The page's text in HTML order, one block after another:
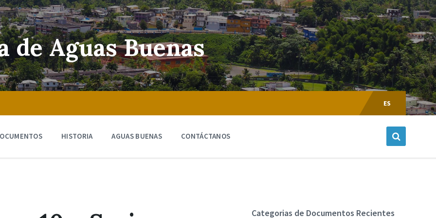
de Aguas Buenas
Escoger
Lenguaje:
ES
HISTORIA AGUAS BUENAS CONTÁCTANOS
Categorias de Documentos Recientes